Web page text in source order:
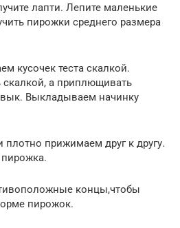
лапти. Лепите маленькие
пирожки среднего размера
кусочек теста скалкой.
а приплющивать
Выкладываем начинку
плотно прижимаем друг к другу.
концы,чтобы
пирожок.